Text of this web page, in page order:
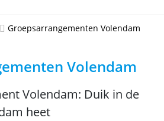
Groepsarrangementen Volendam
Volendam
Volendam: Duik in de
heet